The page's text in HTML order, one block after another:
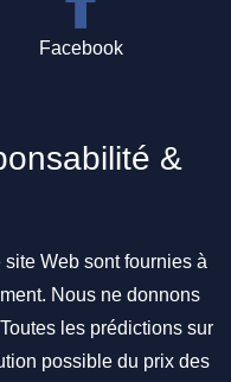
Facebook
&
Web sont fournies à
Nous ne donnons
les prédictions sur
possible du prix des